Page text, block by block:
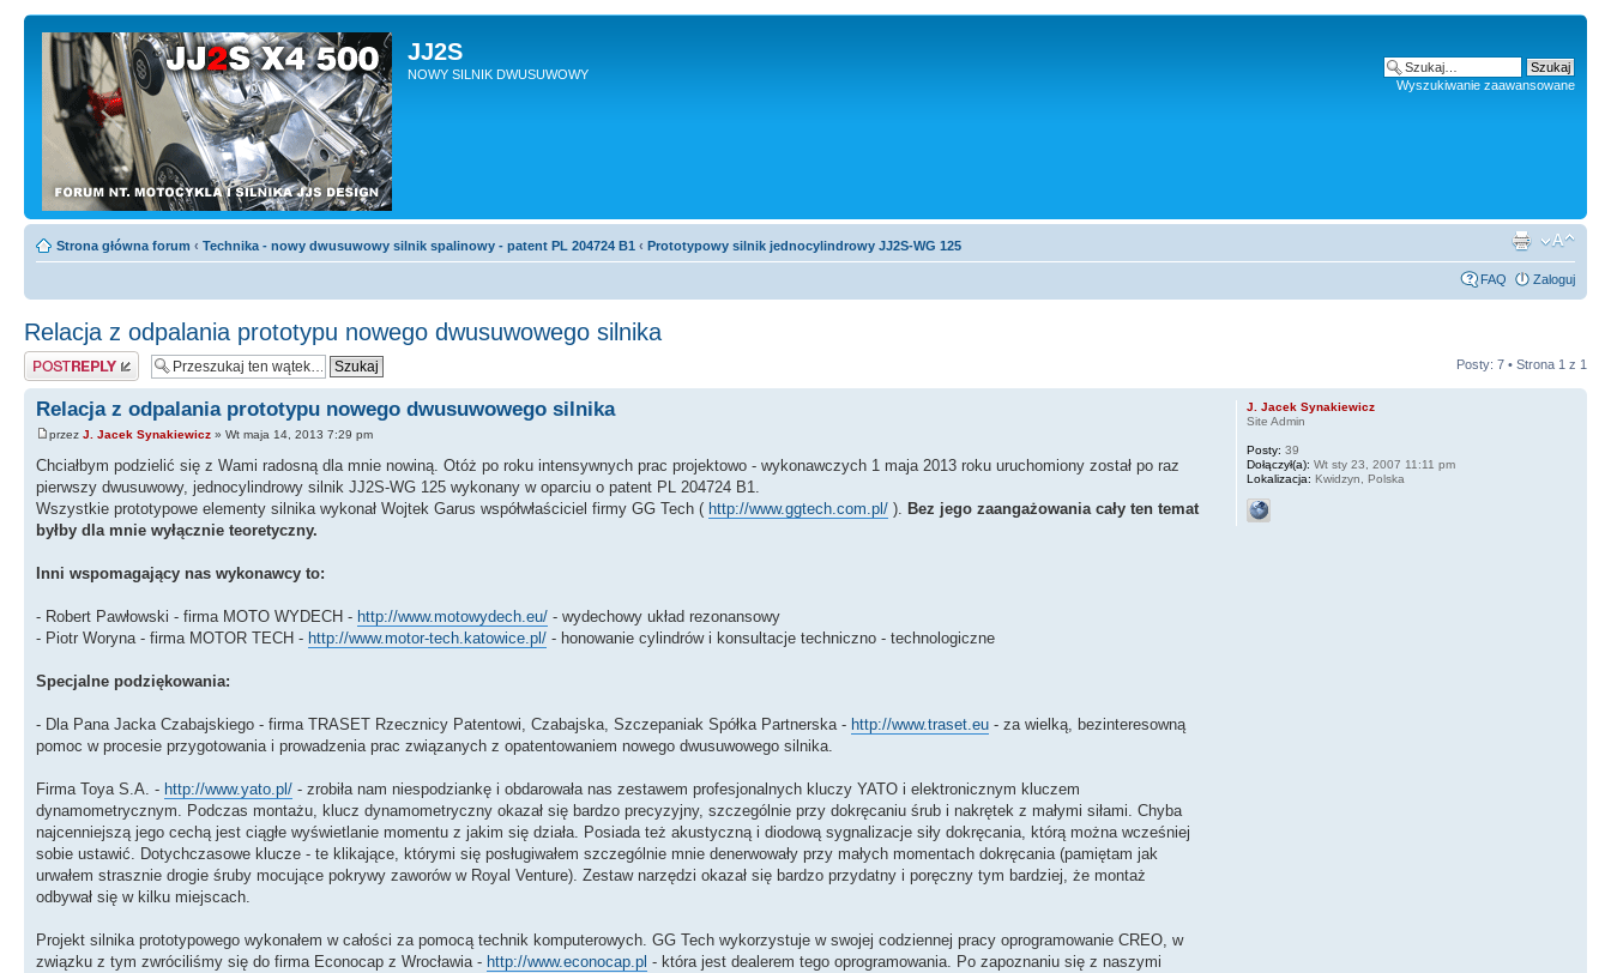
JJ2S
NOWY SILNIK DWUSUWOWY
Wyszukiwanie zaawansowane
Strona główna forum ‹ Technika - nowy dwusuwowy silnik spalinowy - patent PL 204724 B1 ‹ Prototypowy silnik jednocylindrowy JJ2S-WG 125
FAQ Zaloguj
Relacja z odpalania prototypu nowego dwusuwowego silnika
Odpowiedz Posty: 7 • Strona 1 z 1
Relacja z odpalania prototypu nowego dwusuwowego silnika
przez J. Jacek Synakiewicz » Wt maja 14, 2013 7:29 pm
Chciałbym podzielić się z Wami radosną dla mnie nowiną. Otóż po roku intensywnych prac projektowo - wykonawczych 1 maja 2013 roku uruchomiony został po raz
pierwszy dwusuwowy, jednocylindrowy silnik JJ2S-WG 125 wykonany w oparciu o patent PL 204724 B1.
Wszystkie prototypowe elementy silnika wykonał Wojtek Garus współwłaściciel firmy GG Tech ( http://www.ggtech.com.pl/ ). Bez jego zaangażowania cały ten temat
byłby dla mnie wyłącznie teoretyczny.
Inni wspomagający nas wykonawcy to:
- Robert Pawłowski - firma MOTO WYDECH - http://www.motowydech.eu/ - wydechowy układ rezonansowy
- Piotr Woryna - firma MOTOR TECH - http://www.motor-tech.katowice.pl/ - honowanie cylindrów i konsultacje techniczno - technologiczne
Specjalne podziękowania:
- Dla Pana Jacka Czabajskiego - firma TRASET Rzecznicy Patentowi, Czabajska, Szczepaniak Spółka Partnerska - http://www.traset.eu - za wielką, bezinteresowną
pomoc w procesie przygotowania i prowadzenia prac związanych z opatentowaniem nowego dwusuwowego silnika.
Firma Toya S.A. - http://www.yato.pl/ - zrobiła nam niespodziankę i obdarowała nas zestawem profesjonalnych kluczy YATO i elektronicznym kluczem
dynamometrycznym. Podczas montażu, klucz dynamometryczny okazał się bardzo precyzyjny, szczególnie przy dokręcaniu śrub i nakrętek z małymi siłami. Chyba
najcenniejszą jego cechą jest ciągłe wyświetlanie momentu z jakim się działa. Posiada też akustyczną i diodową sygnalizacje siły dokręcania, którą można wcześniej
sobie ustawić. Dotychczasowe klucze - te klikające, którymi się posługiwałem szczególnie mnie denerwowały przy małych momentach dokręcania (pamiętam jak
urwałem strasznie drogie śruby mocujące pokrywy zaworów w Royal Venture). Zestaw narzędzi okazał się bardzo przydatny i poręczny tym bardziej, że montaż
odbywał się w kilku miejscach.
Projekt silnika prototypowego wykonałem w całości za pomocą technik komputerowych. GG Tech wykorzystuje w swojej codziennej pracy oprogramowanie CREO, w
związku z tym zwróciliśmy się do firma Econocap z Wrocławia - http://www.econocap.pl - która jest dealerem tego oprogramowania. Po zapoznaniu się z naszymi
J. Jacek Synakiewicz
Site Admin
Posty: 39
Dołączył(a): Wt sty 23, 2007 11:11 pm
Lokalizacja: Kwidzyn, Polska